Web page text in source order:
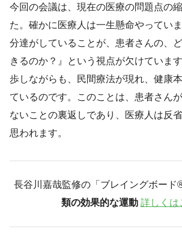
今回の会議は、現在の医療の問題点の
た。確かに医療人は一生懸命やってい
分達がしていることが、患者さんの、
きるのか？』という視点が欠けていま
歩しながらも、民間療法が現れ、健康
ているのです。このことは、患者さん
ないことの裏返しであり、医療人は反
思われます。
長谷川嘉哉監修の「ブレイングボード
類の効果的な運動 詳しくは